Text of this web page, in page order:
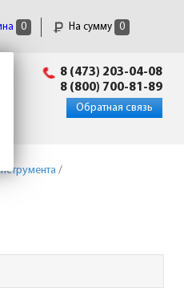
0 На сумму 0
8 (473) 203-04-08
8 (800) 700-81-89
Обратная связь
/